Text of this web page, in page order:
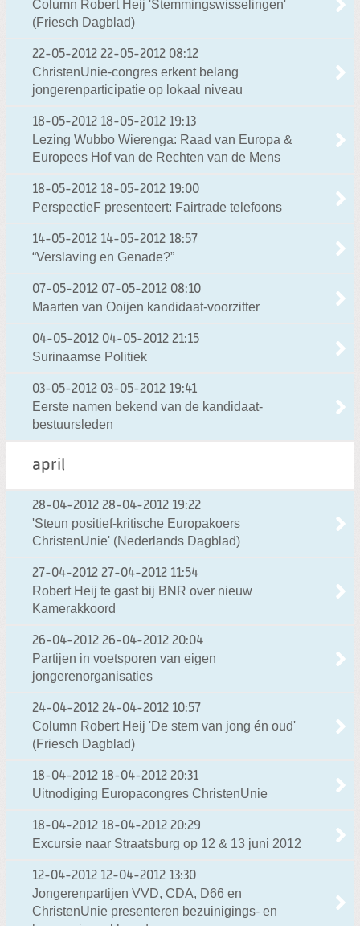
Column Robert Heij 'Stemmingswisselingen'
(Friesch Dagblad)
22-05-2012 22-05-2012 08:12
ChristenUnie-congres erkent belang
jongerenparticipatie op lokaal niveau
18-05-2012 18-05-2012 19:13
Lezing Wubbo Wierenga: Raad van Europa &
Europees Hof van de Rechten van de Mens
18-05-2012 18-05-2012 19:00
PerspectieF presenteert: Fairtrade telefoons
14-05-2012 14-05-2012 18:57
“Verslaving en Genade?”
07-05-2012 07-05-2012 08:10
Maarten van Ooijen kandidaat-voorzitter
04-05-2012 04-05-2012 21:15
Surinaamse Politiek
03-05-2012 03-05-2012 19:41
Eerste namen bekend van de kandidaat-
bestuursleden
april
28-04-2012 28-04-2012 19:22
'Steun positief-kritische Europakoers
ChristenUnie' (Nederlands Dagblad)
27-04-2012 27-04-2012 11:54
Robert Heij te gast bij BNR over nieuw
Kamerakkoord
26-04-2012 26-04-2012 20:04
Partijen in voetsporen van eigen
jongerenorganisaties
24-04-2012 24-04-2012 10:57
Column Robert Heij 'De stem van jong én oud'
(Friesch Dagblad)
18-04-2012 18-04-2012 20:31
Uitnodiging Europacongres ChristenUnie
18-04-2012 18-04-2012 20:29
Excursie naar Straatsburg op 12 & 13 juni 2012
12-04-2012 12-04-2012 13:30
Jongerenpartijen VVD, CDA, D66 en
ChristenUnie presenteren bezuinigings- en